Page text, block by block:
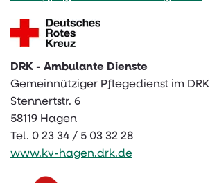
DRK - Ambulante Dienste
Gemeinnütziger Pflegedienst im DRK
Stennertstr. 6
58119 Hagen
Tel. 0 23 34 / 5 03 32 28
www.kv-hagen.drk.de